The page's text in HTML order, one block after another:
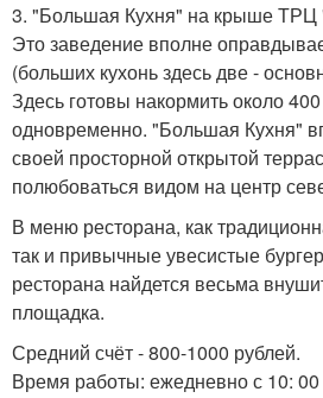
3. "Большая Кухня" на крыше ТРЦ
Это заведение вполне
(больших кухонь здесь две -
Здесь готовы накормить около 400
одновременно. "Большая Кухня"
своей просторной открытой
полюбоваться видом на центр
В меню ресторана, как
так и привычные увесистые
ресторана найдется весьма
площадка.
Средний счёт - 800-1000 рублей.
Время работы: ежедневно с 10: 00